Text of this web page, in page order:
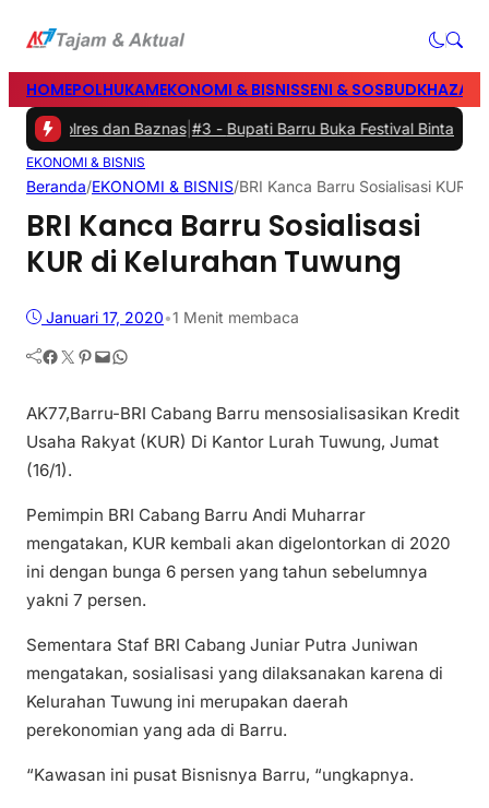
HOMEPOLHUKAMEKONOMI & BISNISSENI & SOSBUD
Polres dan Baznas|#3 -Bupati Barru Buka Festival Bintang
EKONOMI & BISNIS
Beranda/EKONOMI & BISNIS/BRI Kanca Barru Sosialisasi KUR
BRI Kanca Barru Sosialisasi
KUR di Kelurahan Tuwung
Januari 17, 2020•1 Menit membaca
Facebook Twitter Pinterest Mail WhatsApp
AK77,Barru-BRI Cabang Barru mensosialisasikan Kredit
Usaha Rakyat (KUR) Di Kantor Lurah Tuwung, Jumat
(16/1).
Pemimpin BRI Cabang Barru Andi Muharrar
mengatakan, KUR kembali akan digelontorkan di 2020
ini dengan bunga 6 persen yang tahun sebelumnya
yakni 7 persen.
Sementara Staf BRI Cabang Juniar Putra Juniwan
mengatakan, sosialisasi yang dilaksanakan karena di
Kelurahan Tuwung ini merupakan daerah
perekonomian yang ada di Barru.
“Kawasan ini pusat Bisnisnya Barru, “ungkapnya.